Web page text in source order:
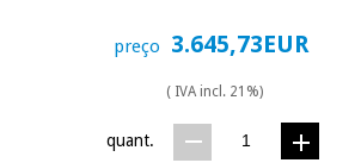
preço 3.645,73EUR
( IVA incl. 21%)
quant.